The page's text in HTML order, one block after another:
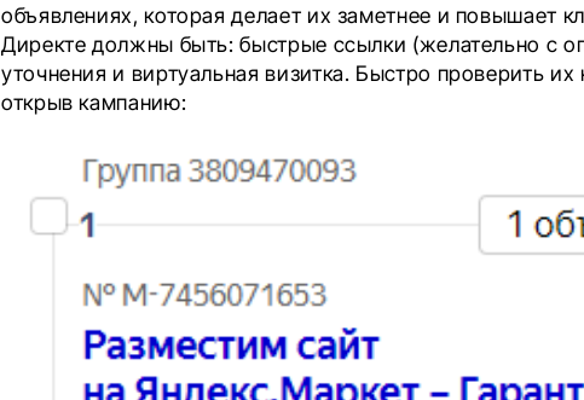
объявлениях, которая делает их заметнее и повышает
Директе должны быть: быстрые ссылки (желательно с
уточнения и виртуальная визитка. Быстро проверить
открыв кампанию: